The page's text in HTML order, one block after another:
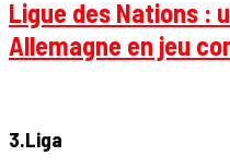
Ligue des Nations :
Allemagne en jeu
3.Liga